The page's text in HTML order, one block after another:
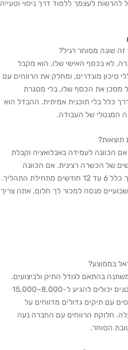
להרשות לעצמך ללמוד דרך ניסוי וטעייה
זה שונה מסוחר רגיל?
לא בכסף האישי שלו. הוא מקבל
סיכון מוגדרים, ומחלק את הרווחים עם
מסכן את הכסף שלו, בלי מסגרת
כלל בלי תוכנית אמיתית. ההבדל הוא
המנטלי של העבודה.
תוצאות?
הכוונה לעמידה באבלואציה וקבלת
— בין 2 ל-6 חודשים של הכשרה רצינית. אם הכוונה
למשיכת רווחים עקבית — בדרך כלל 6 עד 12 חודשים מתחילת התהליך.
מנסה למכור לך חלום. אתה צריך
בממוצע?
בהתאם לגודל התיק ולביצועים.
סוחרים מתחילים עם תיקים קטנים יכולים להגיע ל-8,000–15,000
עם תיקים גדולים מדווחים על
שקל ומעלה. חלוקת הרווחים עם החברה נעה